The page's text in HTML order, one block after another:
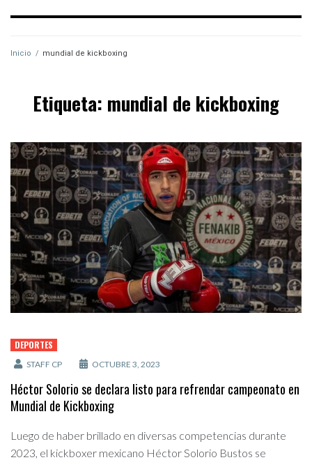
Inicio / mundial de kickboxing
Etiqueta: mundial de kickboxing
DEPORTES
STAFF CP OCTUBRE 3, 2023
Héctor Solorio se declara listo para refrendar campeonato en
Mundial de Kickboxing
Luego de haber brillado en diversas competencias durante
2023, el kickboxer mexicano Héctor Solorio Bustos se